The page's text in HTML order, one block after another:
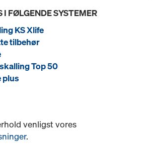
I FØLGENDE SYSTEMER
KS Xlife
tilbehør
Top 50
plus
venligst vores
.